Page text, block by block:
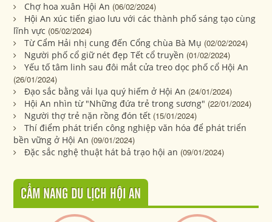
Chợ hoa xuân Hội An (06/02/2024)
Hội An xúc tiến giao lưu với các thành phố sáng tạo cùng
lĩnh vực (05/02/2024)
Từ Cẩm Hải nhị cung đến Cổng chùa Bà Mụ (02/02/2024)
Người phố cổ giữ nét đẹp Tết cổ truyền (01/02/2024)
Yếu tố tâm linh sau đôi mắt cửa treo dọc phố cổ Hội An
(26/01/2024)
Đạo sắc bằng vải lụa quý hiếm ở Hội An (24/01/2024)
Hội An nhìn từ "Những đứa trẻ trong sương" (22/01/2024)
Người thợ trẻ nặn rồng đón tết (15/01/2024)
Thí điểm phát triển công nghiệp văn hóa để phát triển
bền vững ở Hội An (09/01/2024)
Đặc sắc nghệ thuật hát bả trạo hội an (09/01/2024)
CẨM NANG DU LỊCH HỘI AN